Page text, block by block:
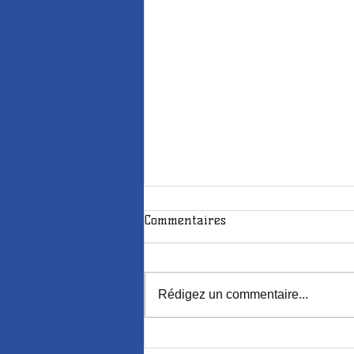
Commentaires
Rédigez un commentaire...